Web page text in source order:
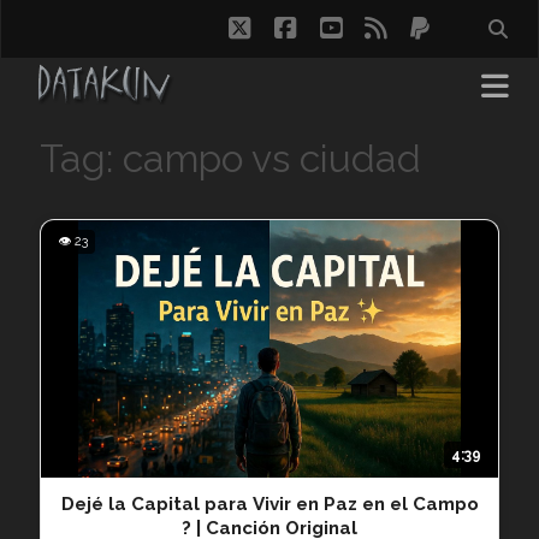
twitterfacebook
youtube
rss paypal
Tag: campo vs ciudad
4:39
👁 23
Dejé la Capital para Vivir en Paz en el Campo
? | Canción Original